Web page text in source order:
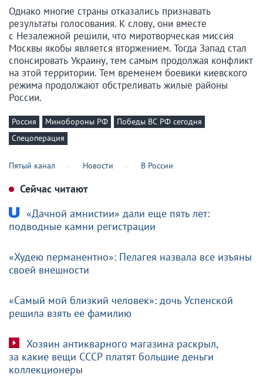
Однако многие страны отказались признавать
результаты голосования. К слову, они вместе
с Незалежной решили, что миротворческая миссия
Москвы якобы является вторжением. Тогда Запад стал
спонсировать Украину, тем самым продолжая конфликт
на этой территории. Тем временем боевики киевского
режима продолжают обстреливать жилые районы
России.
Россия Минобороны РФ
Победы ВС РФ сегодня
Спецоперация
Пятый канал Новости В России
Сейчас читают
«Дачной амнистии» дали еще пять лет:
подводные камни регистрации
«Худею перманентно»: Пелагея назвала все изъяны
своей внешности
«Самый мой близкий человек»: дочь Успенской
решила взять ее фамилию
Хозяин антикварного магазина раскрыл,
за какие вещи СССР платят большие деньги
коллекционеры